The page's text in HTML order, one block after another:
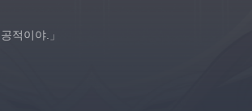
적이야.」